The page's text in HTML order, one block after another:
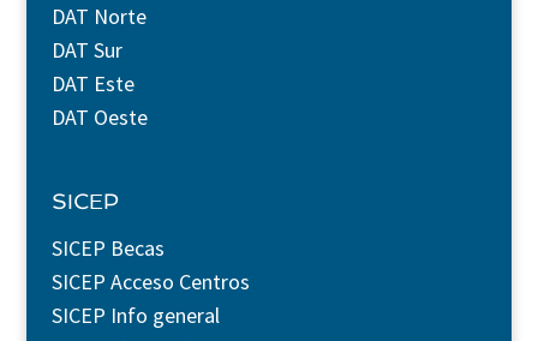
DAT Norte
DAT Sur
DAT Este
DAT Oeste
SICEP
SICEP Becas
SICEP Acceso Centros
SICEP Info general